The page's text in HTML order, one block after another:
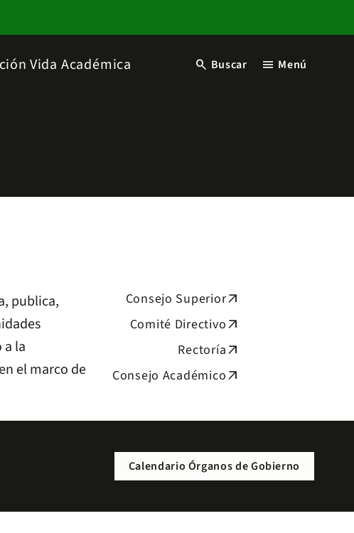
Vida Académica search Buscar menu Menú
publica,
la
el marco de
Consejo Superiorarrow_outward
Comité Directivoarrow_outward
Rectoríaarrow_outward
Consejo Académicoarrow_outward
Calendario Órganos de Gobierno